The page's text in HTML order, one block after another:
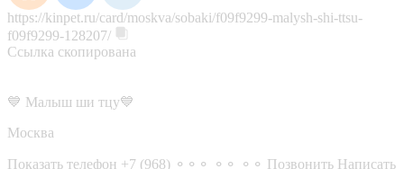
https://kinpet.ru/card/moskva/sobaki/f09f9299-malysh-shi-ttsu-
f09f9299-128207/
Ссылка скопирована
💙 Малыш ши тцу💙
Москва
Показать телефон +7 (968) ⚬⚬⚬ ⚬⚬ ⚬⚬ Позвонить Написать